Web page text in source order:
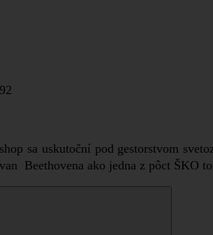
sa uskutoční pod gestorstvom
Beethovena ako jedna z pôct ŠKO